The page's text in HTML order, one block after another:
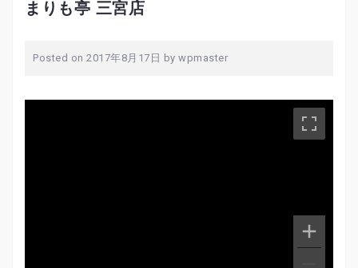
まりも亭 三宮店
Posted on 2017年8月17日 by wpmaster